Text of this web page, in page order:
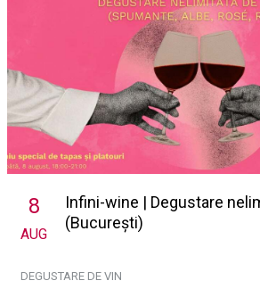
8
AUG
Infini-wine | Degustare
(București)
DEGUSTARE DE VIN